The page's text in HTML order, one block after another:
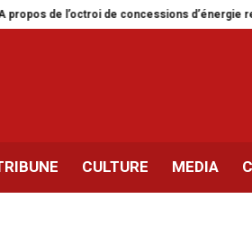
de concessions d’énergie renouvelable
CULTURE MEDIA